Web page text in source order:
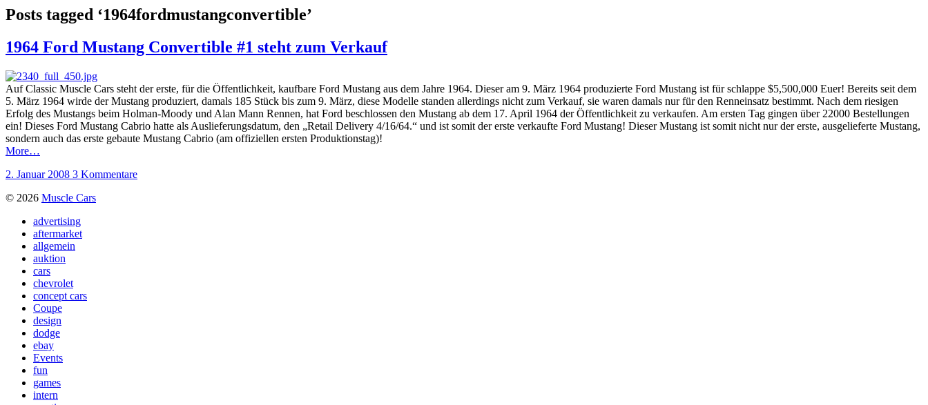
Posts tagged ‘1964fordmustangconvertible’
1964 Ford Mustang Convertible #1 steht zum Verkauf
Auf Classic Muscle Cars steht der erste, für die Öffentlichkeit, kaufbare Ford Mustang aus dem Jahre 1964. Dieser am 9. März 1964 produzierte Ford Mustang ist für schlappe $5,500,000 Euer! Bereits seit dem
5. März 1964 wirde der Mustang produziert, damals 185 Stück bis zum 9. März, diese Modelle standen allerdings nicht zum Verkauf, sie waren damals nur für den Renneinsatz bestimmt. Nach dem riesigen
Erfolg des Mustangs beim Holman-Moody und Alan Mann Rennen, hat Ford beschlossen den Mustang ab dem 17. April 1964 der Öffentlichkeit zu verkaufen. Am ersten Tag gingen über 22000 Bestellungen
ein! Dieses Ford Mustang Cabrio hatte als Auslieferungsdatum, den „Retail Delivery 4/16/64.“ und ist somit der erste verkaufte Ford Mustang! Dieser Mustang ist somit nicht nur der erste, ausgelieferte Mustang,
sondern auch das erste gebaute Mustang Cabrio (am offiziellen ersten Produktionstag)!
More…
2. Januar 2008 3 Kommentare
© 2026 Muscle Cars
advertising
aftermarket
allgemein
auktion
cars
chevrolet
concept cars
Coupe
design
dodge
ebay
Events
fun
games
intern